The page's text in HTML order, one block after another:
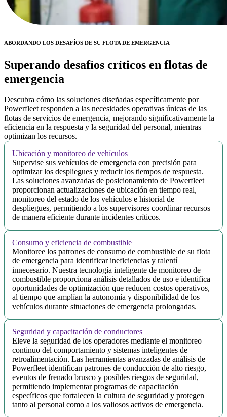
ABORDANDO LOS DESAFÍOS DE SU FLOTA DE EMERGENCIA
Superando desafíos críticos en flotas de
emergencia
Descubra cómo las soluciones diseñadas específicamente por
Powerfleet responden a las necesidades operativas únicas de las
flotas de servicios de emergencia, mejorando significativamente la
eficiencia en la respuesta y la seguridad del personal, mientras
optimizan los recursos.
Ubicación y monitoreo de vehículos
Supervise sus vehículos de emergencia con precisión para
optimizar los despliegues y reducir los tiempos de respuesta.
Las soluciones avanzadas de posicionamiento de Powerfleet
proporcionan actualizaciones de ubicación en tiempo real,
monitoreo del estado de los vehículos e historial de
despliegues, permitiendo a los supervisores coordinar recursos
de manera eficiente durante incidentes críticos.
Consumo y eficiencia de combustible
Monitoree los patrones de consumo de combustible de su flota
de emergencia para identificar ineficiencias y ralentí
innecesario. Nuestra tecnología inteligente de monitoreo de
combustible proporciona análisis detallados de uso e identifica
oportunidades de optimización que reducen costos operativos,
al tiempo que amplían la autonomía y disponibilidad de los
vehículos durante situaciones de emergencia prolongadas.
Seguridad y capacitación de conductores
Eleve la seguridad de los operadores mediante el monitoreo
continuo del comportamiento y sistemas inteligentes de
retroalimentación. Las herramientas avanzadas de análisis de
Powerfleet identifican patrones de conducción de alto riesgo,
eventos de frenado brusco y posibles riesgos de seguridad,
permitiendo implementar programas de capacitación
específicos que fortalecen la cultura de seguridad y protegen
tanto al personal como a los valiosos activos de emergencia.